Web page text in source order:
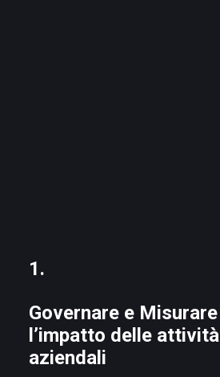
1.
Governare e Misurare
l’impatto delle attività
aziendali